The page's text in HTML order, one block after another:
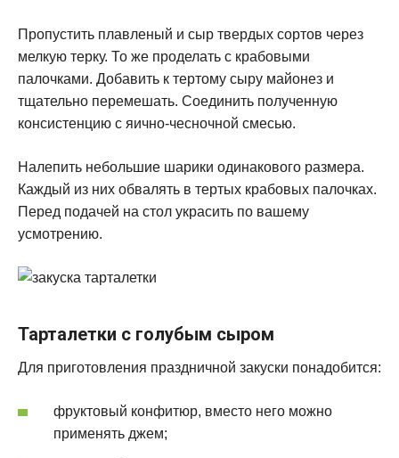
Пропустить плавленый и сыр твердых сортов через
мелкую терку. То же проделать с крабовыми
палочками. Добавить к тертому сыру майонез и
тщательно перемешать. Соединить полученную
консистенцию с яично-чесночной смесью.
Налепить небольшие шарики одинакового размера.
Каждый из них обвалять в тертых крабовых палочках.
Перед подачей на стол украсить по вашему
усмотрению.
Тарталетки с голубым сыром
Для приготовления праздничной закуски понадобится:
фруктовый конфитюр, вместо него можно
применять джем;